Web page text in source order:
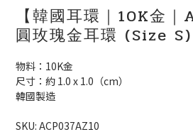
｜啟德Airside｜MOKO新世紀｜銅鑼灣
場】
【韓國耳環｜10K金
圓玫瑰金耳環 (Size S)
物料：10K金
尺寸：約 1.0 x 1.0（cm）
韓國製造
SKU: ACP037AZ10